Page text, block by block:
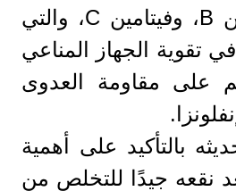
ومجموعة فيتامين B، وفيتامين C، والتي
تقوية الجهاز المناعي
على مقاومة العدوى
بالتأكيد على أهمية
نقعه جيدًا للتخلص من